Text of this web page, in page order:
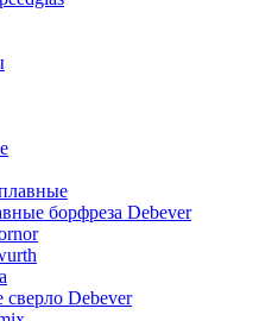
борфреза Debever
сверло Debever